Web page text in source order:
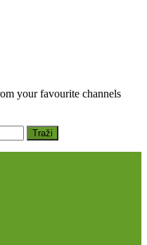
your favourite channels